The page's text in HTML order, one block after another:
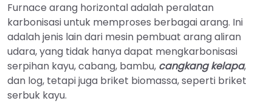
Furnace arang horizontal adalah peralatan
karbonisasi untuk memproses berbagai arang. Ini
adalah jenis lain dari mesin pembuat arang aliran
udara, yang tidak hanya dapat mengkarbonisasi
serpihan kayu, cabang, bambu, cangkang kelapa,
dan log, tetapi juga briket biomassa, seperti briket
serbuk kayu.